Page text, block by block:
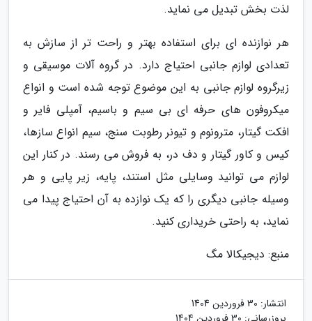
لذت بخش تبدیل می نماید.
هر نوازنده ای برای استفاده بهتر و راحت تر از سازش به
تعدادی لوازم جانبی احتیاج دارد. در گروه آلات موسیقی و
زیرگروه لوازم جانبی به این موضوع توجه شده است و انواع
میکروفون های حرفه ای بی سیم و باسیم، آمپلی فایر و
افکت گیتار، مترونوم و تیونر رطوبت سنج، سیم انواع سازها،
کیس و کاور گیتار و دف در، به فروش می رسند. در کنار این
لوازم می توانید وسایلی مثل استند، پایه، زیر پایی و هر
وسیله جانبی دیگری را که یک نوازده به آن احتیاج پیدا می
نماید، به راحتی خریداری کنید.
منبع: دیجیکالا مگ
انتشار: 30 فروردین 1404